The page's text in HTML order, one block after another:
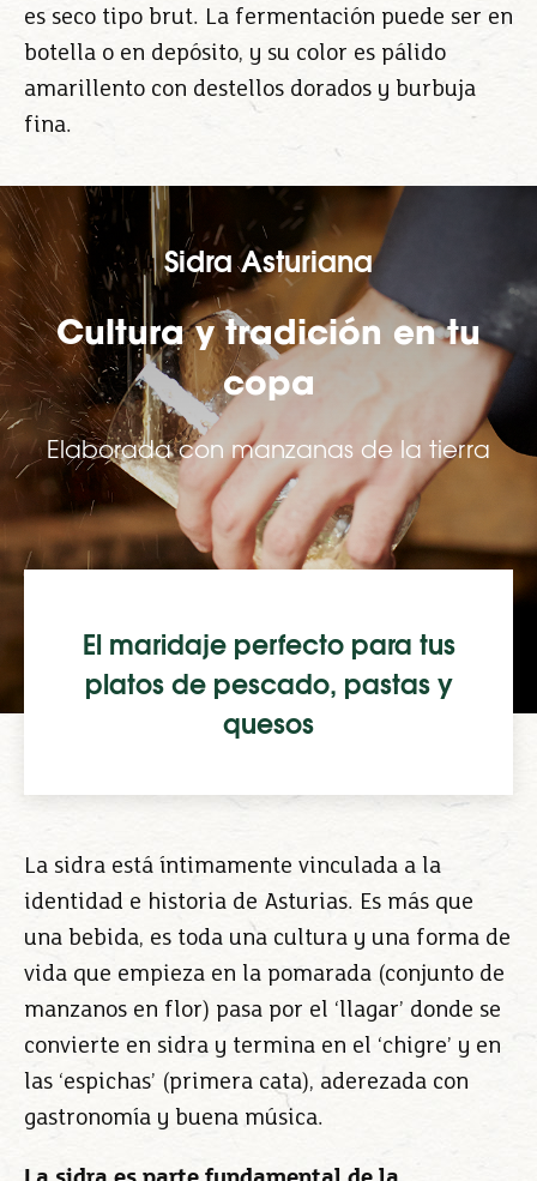
es seco tipo brut. La fermentación puede ser en
botella o en depósito, y su color es pálido
amarillento con destellos dorados y burbuja
fina.
Sidra Asturiana
Cultura y tradición en tu
copa
Elaborada con manzanas de la tierra
El maridaje perfecto para tus
platos de pescado, pastas y
quesos
La sidra está íntimamente vinculada a la
identidad e historia de Asturias. Es más que
una bebida, es toda una cultura y una forma de
vida que empieza en la pomarada (conjunto de
manzanos en flor) pasa por el ‘llagar’ donde se
convierte en sidra y termina en el ‘chigre’ y en
las ‘espichas’ (primera cata), aderezada con
gastronomía y buena música.